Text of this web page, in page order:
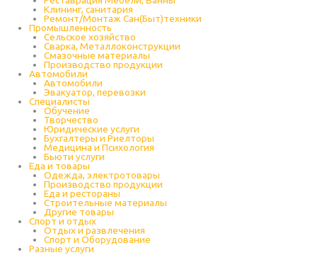
Клининг, санитария
Ремонт/Монтаж Сан(Быт)техники
Промышленность
Cельское хозяйство
Сварка, Металлоконструкции
Cмазочные материалы
Производство продукции
Автомобили
Автомобили
Эвакуатор, перевозки
Специалисты
Обучение
Творчество
Юридические услуги
Бухгалтеры и Риелторы
Медицина и Психология
Бьюти услуги
Еда и товары
Одежда, электротовары
Производство продукции
Еда и рестораны
Строительные материалы
Другие товары
Спорт и отдых
Отдых и развлечения
Спорт и Оборудование
Разные услуги